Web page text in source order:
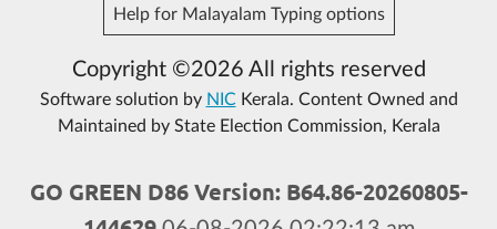
Help for Malayalam Typing options
Copyright ©2026 All rights reserved
Software solution by NICKerala. Content Owned and
Maintained by State Election Commission, Kerala
GO GREEN D86 Version: B64.86-20260805-